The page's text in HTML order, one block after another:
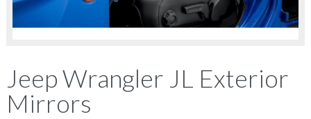
Jeep Wrangler JL Exterior
Mirrors